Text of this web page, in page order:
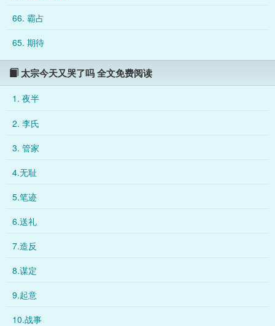
66. 霸占
65. 期待
太宗今天又哭了吗 全文免费阅读
1. 夜半
2. 李氏
3. 管家
4.无耻
5.笔迹
6.送礼
7.造反
8.谋定
9.起意
10.战事